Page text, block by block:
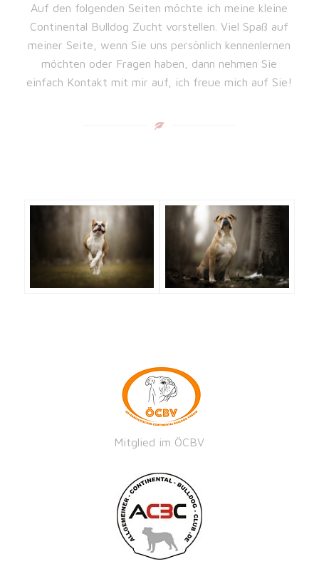
Auf den folgenden Seiten möchte ich meine kleine
Continental Bulldog Zucht vorstellen. Viel Spaß auf
meiner Seite, wenn Sie uns persönlich kennenlernen
möchten oder Fragen haben, dann nehmen Sie
einfach Kontakt mit mir auf, ich freue mich auf Sie!
Mitglied im ÖCBV